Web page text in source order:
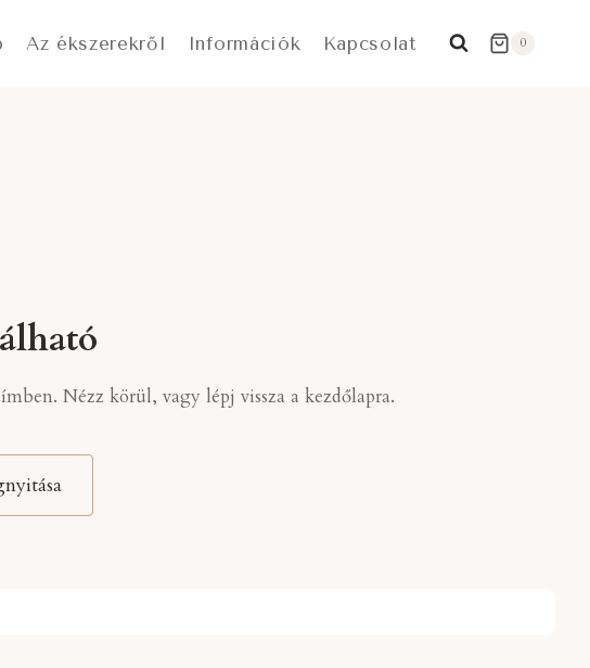
Az ékszerekről Információk Kapcsolat 0
Nézz körül, vagy lépj vissza a kezdőlapra.